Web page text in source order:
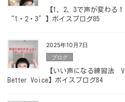
【1、2、3で声が変わ
“1・2・3″】ボイスブログ85
2025年10月7日
ブログ
【いい声になる練習
Better Voice】ボイスブログ84